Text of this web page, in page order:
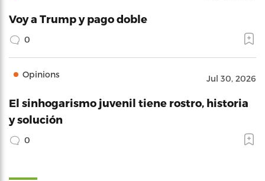
Voy a Trump y pago doble
0
Opinions Jul 30, 2026
El sinhogarismo juvenil tiene rostro, historia
y solución
0